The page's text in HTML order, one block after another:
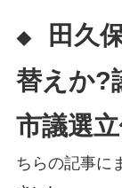
◆
田久
替えか?
市議選
ちらの記事に